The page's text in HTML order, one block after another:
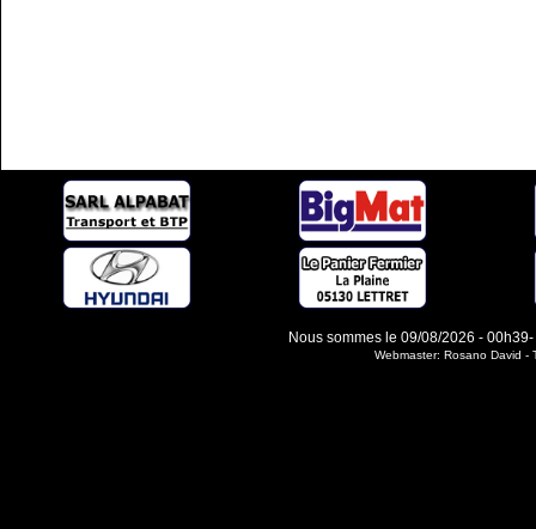
Nous sommes le 09/08/2026 -
Webmaster: Rosano David -